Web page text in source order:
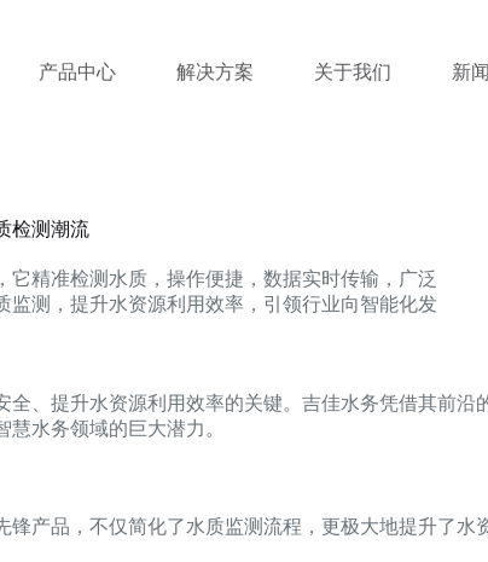
产品中心 解决方案 关于我们 新
检测潮流
精准检测水质，操作便捷，数据实时传输，广泛
测，提升水资源利用效率，引领行业向智能化发
、提升水资源利用效率的关键。吉佳水务凭借其前
水务领域的巨大潜力。
产品，不仅简化了水质监测流程，更极大地提升了水